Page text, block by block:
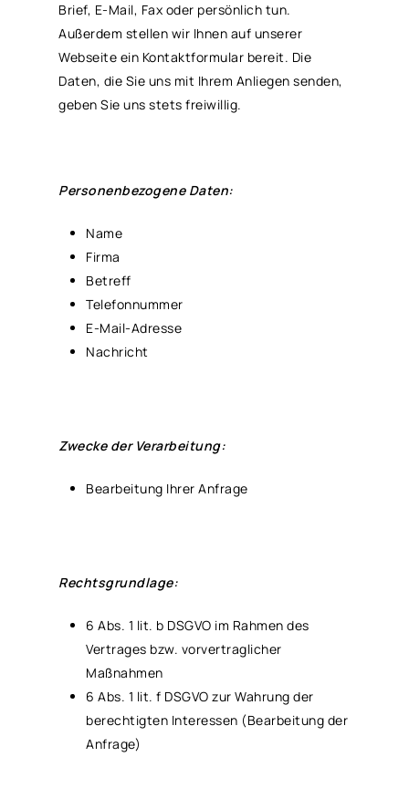
Brief, E-Mail, Fax oder persönlich tun.
Außerdem stellen wir Ihnen auf unserer
Webseite ein Kontaktformular bereit. Die
Daten, die Sie uns mit Ihrem Anliegen senden,
geben Sie uns stets freiwillig.
Personenbezogene Daten:
Name
Firma
Betreff
Telefonnummer
E-Mail-Adresse
Nachricht
Zwecke der Verarbeitung:
Bearbeitung Ihrer Anfrage
Rechtsgrundlage:
6 Abs. 1 lit. b DSGVO im Rahmen des
Vertrages bzw. vorvertraglicher
Maßnahmen
6 Abs. 1 lit. f DSGVO zur Wahrung der
berechtigten Interessen (Bearbeitung der
Anfrage)